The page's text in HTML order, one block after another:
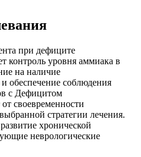
при дефиците
контроль уровня аммиака в
на наличие
обеспечение соблюдения
с Дефицитом
своевременности
стратегии лечения.
хронической
неврологические